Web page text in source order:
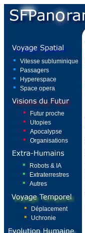
Vitesse subluminique
Passagers
Hyperespace
Space opera
Futur proche
Utopies
Apocalypse
Organisations
Robots & IA
Extraterrestres
Autres
Déplacement
Uchronie